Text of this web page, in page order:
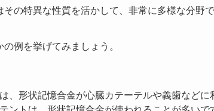
その特異な性質を活かして、非常に多様な分野
の例を挙げてみましょう。
、形状記憶合金が心臓カテーテルや義歯など